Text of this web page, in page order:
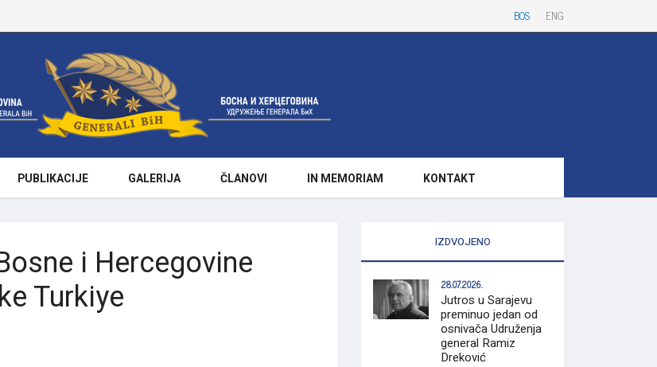
BOS ENG
PUBLIKACIJE GALERIJA ČLANOVI IN MEMORIAM KONTAKT
i Hercegovine
Turkiye
IZDVOJENO
28.07.2026.
Jutros u Sarajevu
preminuo jedan od
osnivača Udruženja
general Ramiz
Dreković